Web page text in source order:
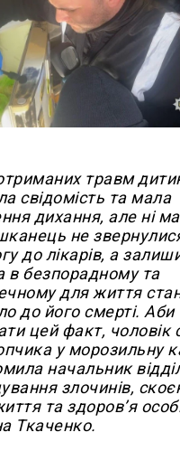
травм
свідомість та мала
дихання, але ні
не
до лікарів, а
в безпорадному та
для життя
до його смерті. Аби
цей факт, чоловік
у морозильну
начальник
злочинів,
та здоров’я
Ткаченко.